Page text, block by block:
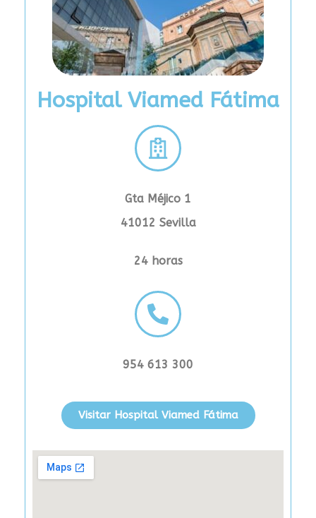
Hospital Viamed Fátima
Gta Méjico 1
41012 Sevilla
24 horas
954 613 300
Visitar Hospital Viamed Fátima